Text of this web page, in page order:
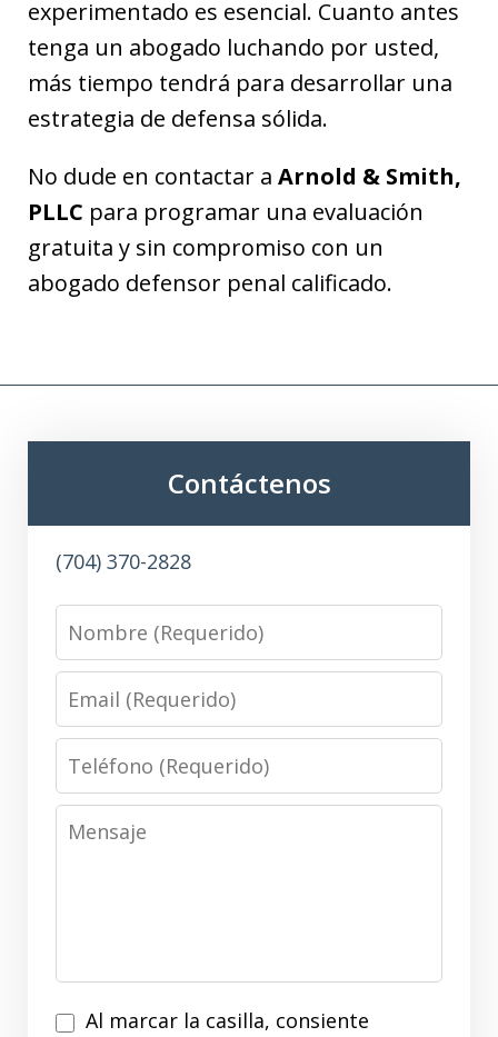
experimentado es esencial. Cuanto antes
tenga un abogado luchando por usted,
más tiempo tendrá para desarrollar una
estrategia de defensa sólida.
No dude en contactar a Arnold & Smith,
PLLC para programar una evaluación
gratuita y sin compromiso con un
abogado defensor penal calificado.
Contáctenos
(704) 370-2828
Name
Email
Phone
Message
Al marcar la casilla, consiente